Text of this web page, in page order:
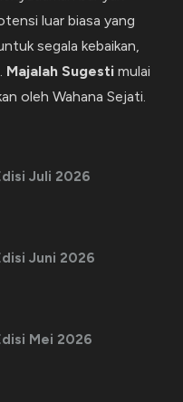
luar biasa yang
segala kebaikan,
Majalah Sugesti mulai
oleh Wahana Sejati.
Juli 2026
Juni 2026
Mei 2026